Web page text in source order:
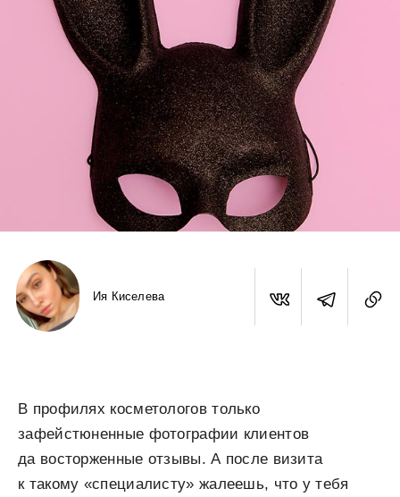
Ия Киселева
В профилях косметологов только
зафейстюненные фотографии клиентов
да восторженные отзывы. А после визита
к такому «специалисту» жалеешь, что у тебя